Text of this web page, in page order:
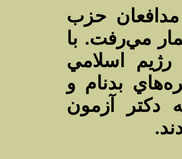
مدافعان حزب
1355 به شمار مي‌رفت‌. با
اسلامي
بدنام و
دكتر آزمون